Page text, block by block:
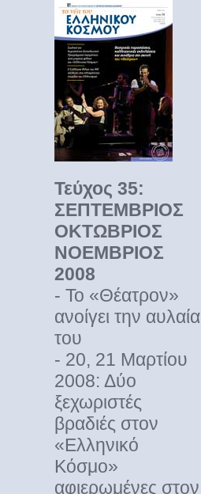
Τεύχος 35:
ΣΕΠΤΕΜΒΡΙΟΣ
ΟΚΤΩΒΡΙΟΣ
ΝΟΕΜΒΡΙΟΣ
2008
- Το «Θέατρον»
ανοίγει την αυλαία
του
- 20, 21 Μαρτίου
2008: Δύο
ξεχωριστές
βραδιές στον
«Ελληνικό
Κόσμο»
αφιερωμένες στον